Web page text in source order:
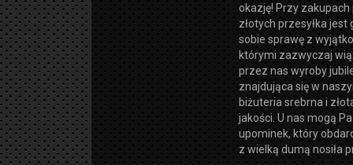
okazję! Przy
złotych przesyłka
sobie sprawę z
którymi zazwyczaj
przez nas wyroby
znajdująca się w
biżuteria srebrna i
jakości. U nas mogą
upominek, który
z wielką dumą nosiła